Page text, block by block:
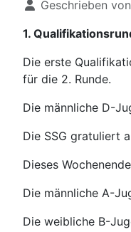
DetailsGeschrieben
1.
Die erste
für die 2. Runde.
Die männliche D-
Die SSG gratuliert
Dieses
Die männliche A-
Die weibliche B-